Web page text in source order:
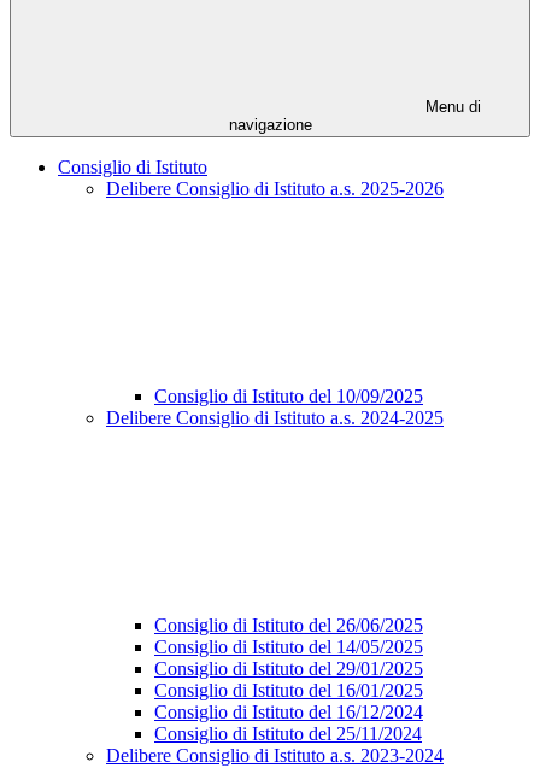
Menu di
navigazione
Consiglio di Istituto
Delibere Consiglio di Istituto a.s. 2025-2026
Consiglio di Istituto del 10/09/2025
Delibere Consiglio di Istituto a.s. 2024-2025
Consiglio di Istituto del 26/06/2025
Consiglio di Istituto del 14/05/2025
Consiglio di Istituto del 29/01/2025
Consiglio di Istituto del 16/01/2025
Consiglio di Istituto del 16/12/2024
Consiglio di Istituto del 25/11/2024
Delibere Consiglio di Istituto a.s. 2023-2024